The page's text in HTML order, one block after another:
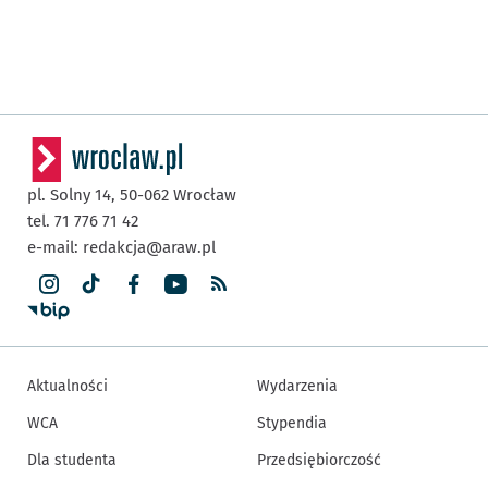
pl. Solny 14, 50-062 Wrocław
tel. 71 776 71 42
e-mail: redakcja@araw.pl
Aktualności
WCA
Dla studenta
Wydarzenia
Stypendia
Przedsiębiorczość